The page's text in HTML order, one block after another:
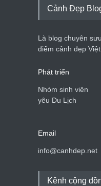
Cảnh Đẹp
Là blog chuyên
điểm cảnh đẹp
Phát triển
Nhóm sinh viên
yêu Du Lịch
Email
info@canhdep.net
Kênh cộng